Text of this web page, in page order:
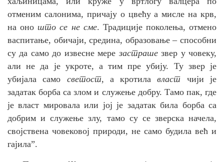
отменим салонима, причају о цвећу а мисле на крв,
на оно што се не сме. Традиције поколења, отмено
васпитање, обичаји, средина, образовање – способни
су да само до извесне мере застрашезвер у човеку,
али не да је укроте, а тим пре убију. Ту звер је
убијала само светост, а кротилавласт чији је
задатак борба са злом и служење добру. Тамо пак, где
је власт мировала или јој је задатак била борба са
добрим и служење злу, тамо су се зверска начела,
својствена човековој природи, не само будила већ и
гајила”.